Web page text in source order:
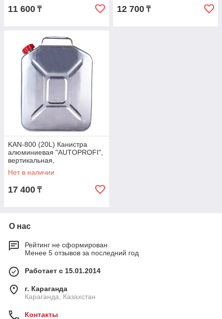
11 600 ₸ 12 700 ₸
KAN-800 (20L) Канистра
алюминиевая "AUTOPROFI",
вертикальная,
антикоррозийное покрытие,
толщина стен
Нет в наличии
17 400 ₸
О нас
Рейтинг не сформирован
Менее 5 отзывов за последний год
Работает с 15.01.2014
г. Караганда
Караганда, Казахстан
Контакты